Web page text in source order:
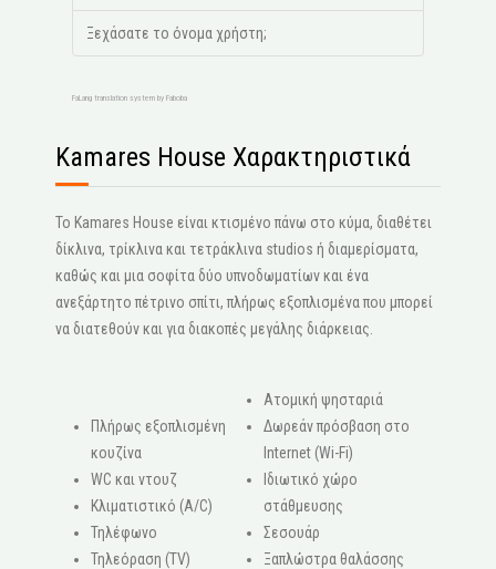
Ξεχάσατε το όνομα χρήστη;
FaLang translation system by Faboba
Kamares House Χαρακτηριστικά
Το Kamares House είναι κτισμένο πάνω στο κύμα, διαθέτει
δίκλινα, τρίκλινα και τετράκλινα studios ή διαμερίσματα,
καθώς και μια σοφίτα δύο υπνοδωματίων και ένα
ανεξάρτητο πέτρινο σπίτι, πλήρως εξοπλισμένα που μπορεί
να διατεθούν και για διακοπές μεγάλης διάρκειας.
Πλήρως εξοπλισμένη
κουζίνα
WC και ντουζ
Κλιματιστικό (A/C)
Τηλέφωνο
Τηλεόραση (ΤV)
Ατομική ψησταριά
Δωρεάν πρόσβαση στο
Internet (Wi-Fi)
Ιδιωτικό χώρο
στάθμευσης
Σεσουάρ
Ξαπλώστρα θαλάσσης